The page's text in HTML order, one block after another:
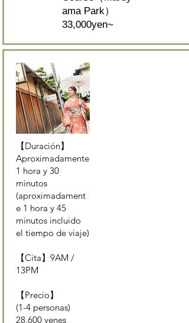
ama Park）
33,000yen~
【Duración】
Aproximadamente
1 hora y 30
minutos
(aproximadament
e 1 hora y 45
minutos incluido
el tiempo de viaje)
【Cita】9AM /
13PM
【Precio】
(1-4 personas)
28,600 yenes